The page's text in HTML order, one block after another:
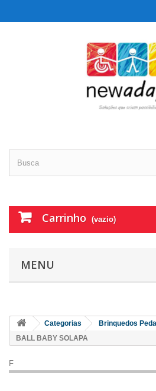
Carrinho (vazio)
MENU
Categorias Brinquedos
BALL BABY SOLAPA
F